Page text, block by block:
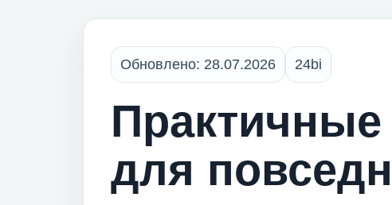
Обновлено: 28.07.2026 24bi
для